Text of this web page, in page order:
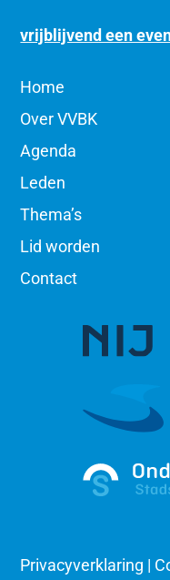
vrijblijvend een
Home
Over VVBK
Agenda
Leden
Thema’s
Lid worden
Contact
Privacyverklaring |